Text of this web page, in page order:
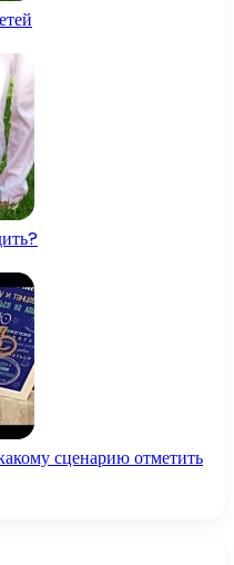
сценарию отметить